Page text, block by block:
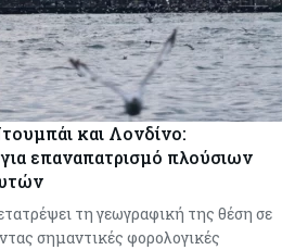
και Λονδίνο:
επαναπατρισμό πλούσιων
τη γεωγραφική της θέση σε
σημαντικές φορολογικές